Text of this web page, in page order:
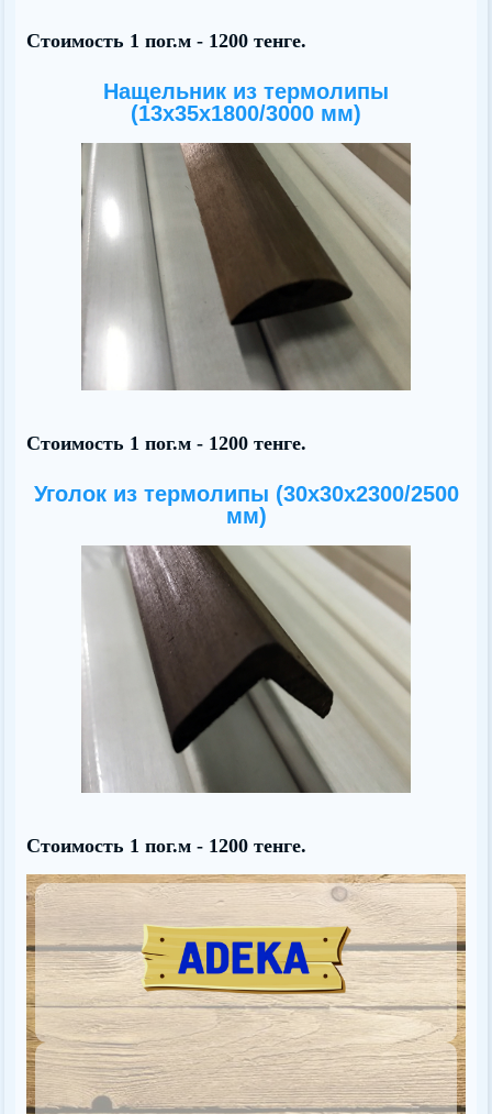
Стоимость 1 пог.м - 1200 тенге.
Нащельник из термолипы
(13х35x1800/3000 мм)
Стоимость 1 пог.м - 1200 тенге.
Уголок из термолипы (30х30x2300/2500
мм)
Стоимость 1 пог.м - 1200 тенге.